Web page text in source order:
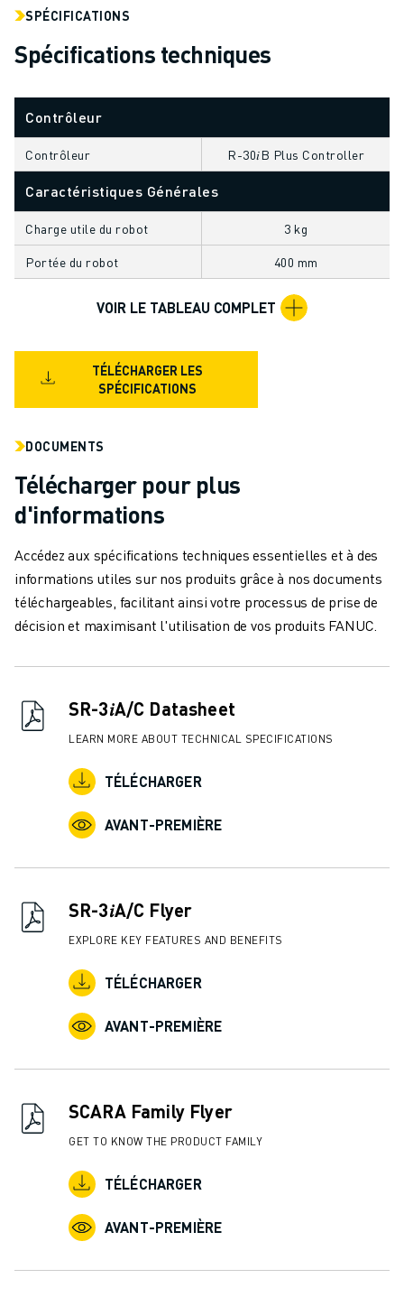
FORMATION ET ÉDUCATION
SOLUTIONS POUR LES INDUSTRIES
WORLDSKILLS ET JEUNES TALENTS
ÉVÉNEMENTS ÉDUCATIFS
ACTUALITÉS ET MÉDIAS
ACTUALITÉS ET MÉDIAS
EVÉNEMENTS
A PROPOS DE FANUC
A PROPOS DE FANUC
FAÇONNEZ VOTRE AVENIR AVEC FANUC
REJOIGNEZ-NOUS
CONTACT
LOCALISATION DES SITES
SPÉCIFICATIONS
Spécifications techniques
Contrôleur
Contrôleur R-30𝑖B Plus Controller
Caractéristiques Générales
Charge utile du robot 3 kg
Portée du robot 400 mm
VOIR LE TABLEAU COMPLET
TÉLÉCHARGER LES
SPÉCIFICATIONS
DOCUMENTS
Télécharger pour plus
d'informations
Accédez aux spécifications techniques essentielles et à des
informations utiles sur nos produits grâce à nos documents
téléchargeables, facilitant ainsi votre processus de prise de
décision et maximisant l'utilisation de vos produits FANUC.
SR-3𝑖A/C Datasheet
LEARN MORE ABOUT TECHNICAL SPECIFICATIONS
TÉLÉCHARGER
AVANT-PREMIÈRE
SR-3𝑖A/C Flyer
EXPLORE KEY FEATURES AND BENEFITS
TÉLÉCHARGER
AVANT-PREMIÈRE
SCARA Family Flyer
GET TO KNOW THE PRODUCT FAMILY
TÉLÉCHARGER
AVANT-PREMIÈRE